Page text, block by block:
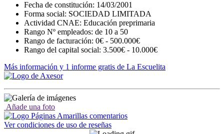
Fecha de constitución: 14/03/2001
Forma social: SOCIEDAD LIMITADA
Actividad CNAE: Educación preprimaria
Rango Nº empleados: de 10 a 50
Rango de facturación: 0€ - 500.000€
Rango del capital social: 3.500€ - 10.000€
Más información y 1 informe gratis de La Escuelita
Añade una foto
Ver condiciones de uso de reseñas